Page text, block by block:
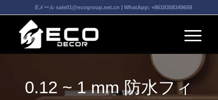
Eメールsale01@ecogroup.net.cn | WhatApp:+8618358349658
0.12 ~ 1 mm 防水フィ